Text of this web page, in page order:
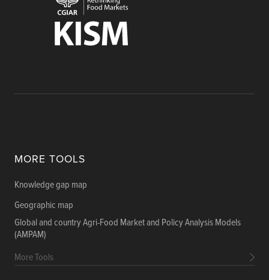
MORE TOOLS
Knowledge gap map
Geographic map
Global and country Agri-Food Market and Policy Analysis Models
(AMPAM)
More Tools